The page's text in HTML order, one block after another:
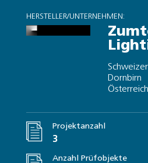
HERSTELLER/UNTERNEHMEN:
Dornbirn
Österreich
Projektanzahl
3
Anzahl Prüfobjekte